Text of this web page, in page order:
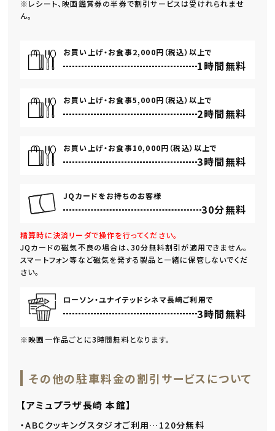
※レシート、映画鑑賞券の半券で割引サービスは受けれられませ
ん。
お買い上げ・お食事2,000円（税込）以上で
1時間無料
お買い上げ・お食事5,000円（税込）以上で
2時間無料
お買い上げ・お食事10,000円（税込）以上で
3時間無料
JQカードをお持ちのお客様
30分無料
精算時に決済リーダで操作を行ってください。
JQカードの磁気不良の場合は、30分無料割引が適用できません。
スマートフォン等など磁気を発する製品と一緒に保管しないでくだ
さい。
ローソン・ユナイテッドシネマ長崎ご利用で
3時間無料
※映画一作品ごとに3時間無料となります。
その他の駐車料金の割引サービスについて
【アミュプラザ長崎 本館】
・ABCクッキングスタジオご利用…120分無料